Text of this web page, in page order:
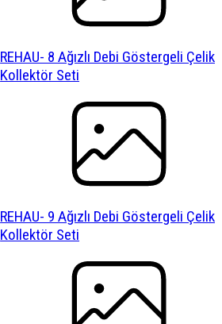
REHAU- 8 Ağızlı Debi Göstergeli Çelik
Kollektör Seti
REHAU- 9 Ağızlı Debi Göstergeli Çelik
Kollektör Seti